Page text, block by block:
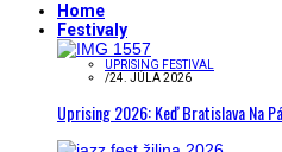
Home
Festivaly
UPRISING FESTIVAL
/24. JÚLA 2026
Uprising 2026: Keď Bratislava Na